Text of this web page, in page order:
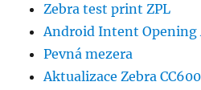
Zebra test print ZPL
Android Intent
Pevná mezera
Aktualizace Zebra